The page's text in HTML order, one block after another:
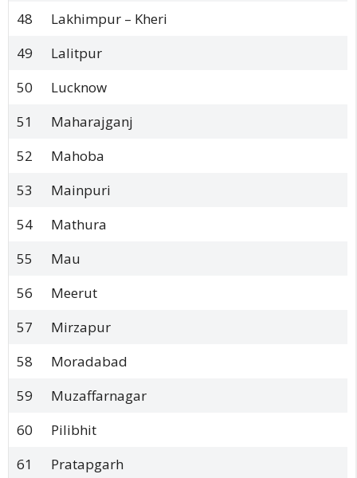
48
Lakhimpur – Kheri
49
Lalitpur
50
Lucknow
51
Maharajganj
52
Mahoba
53
Mainpuri
54
Mathura
55
Mau
56
Meerut
57
Mirzapur
58
Moradabad
59
Muzaffarnagar
60
Pilibhit
61
Pratapgarh